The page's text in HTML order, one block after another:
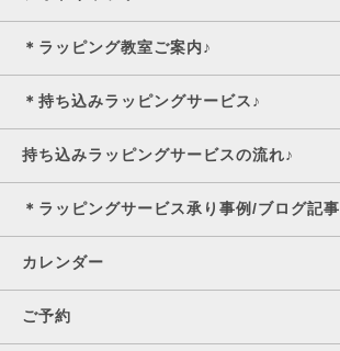
＊ラッピング教室ご案内♪
＊持ち込みラッピングサービス♪
持ち込みラッピングサービスの流れ♪
＊ラッピングサービス承り事例/ブログ記事
カレンダー
ご予約